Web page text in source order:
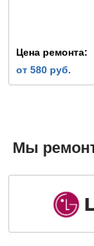
Цена ремонта:
от 580 руб.
При этой
ошибок, либо
Мы